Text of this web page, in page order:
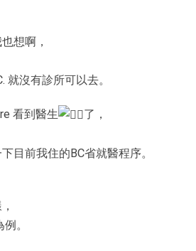
想啊，
就沒有診所可以去。
看到醫生
了，
目前我住的BC省就醫程序。
。